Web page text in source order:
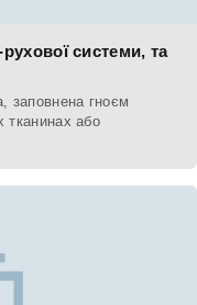
системи, та
заповнена гноєм
тканинах або